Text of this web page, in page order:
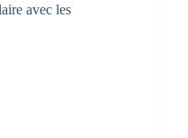
avec les